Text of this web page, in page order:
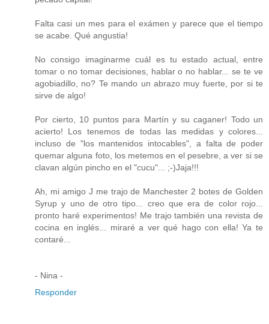
Falta casi un mes para el exámen y parece que el tiempo
se acabe. Qué angustia!
No consigo imaginarme cuál es tu estado actual, entre
tomar o no tomar decisiones, hablar o no hablar... se te ve
agobiadillo, no? Te mando un abrazo muy fuerte, por si te
sirve de algo!
Por cierto, 10 puntos para Martín y su caganer! Todo un
acierto! Los tenemos de todas las medidas y colores...
incluso de "los mantenidos intocables", a falta de poder
quemar alguna foto, los metemos en el pesebre, a ver si se
clavan algún pincho en el "cucu"... ;-)Jaja!!!
Ah, mi amigo J me trajo de Manchester 2 botes de Golden
Syrup y uno de otro tipo... creo que era de color rojo...
pronto haré experimentos! Me trajo también una revista de
cocina en inglés... miraré a ver qué hago con ella! Ya te
contaré...
- Nina -
Responder